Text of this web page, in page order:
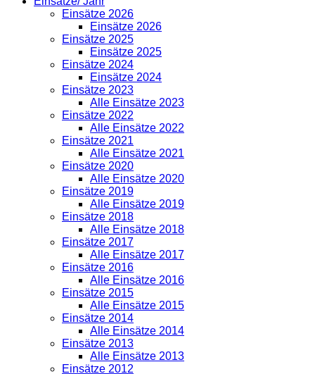
Einsätze 2026
Einsätze 2026
Einsätze 2025
Einsätze 2025
Einsätze 2024
Einsätze 2024
Einsätze 2023
Alle Einsätze 2023
Einsätze 2022
Alle Einsätze 2022
Einsätze 2021
Alle Einsätze 2021
Einsätze 2020
Alle Einsätze 2020
Einsätze 2019
Alle Einsätze 2019
Einsätze 2018
Alle Einsätze 2018
Einsätze 2017
Alle Einsätze 2017
Einsätze 2016
Alle Einsätze 2016
Einsätze 2015
Alle Einsätze 2015
Einsätze 2014
Alle Einsätze 2014
Einsätze 2013
Alle Einsätze 2013
Einsätze 2012